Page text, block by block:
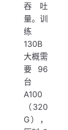
吞吐
量。训
练
130B
大概需
要 96
台
A100
（320
G），